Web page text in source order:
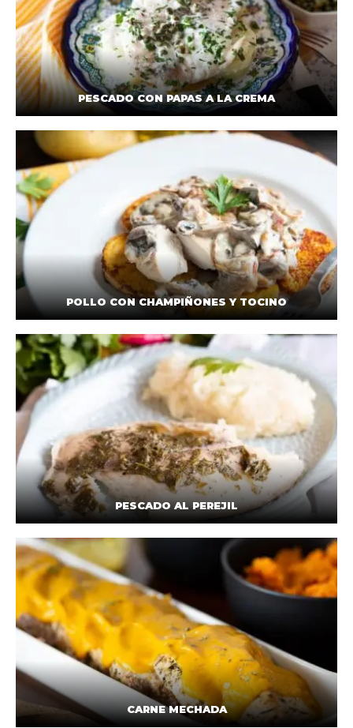
PESCADO CON PAPAS A LA CREMA
POLLO CON CHAMPIÑONES Y TOCINO
PESCADO AL PEREJIL
CARNE MECHADA